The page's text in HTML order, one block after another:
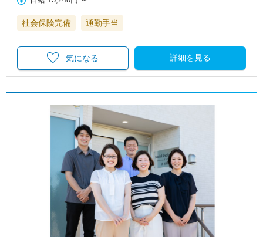
社会保険完備 通勤手当
詳細を見る
気になる